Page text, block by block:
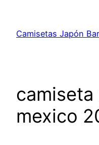
contenido
Camisetas Japón
camiseta
mexico